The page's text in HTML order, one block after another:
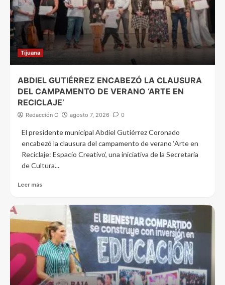
Tijuana
ABDIEL GUTIÉRREZ ENCABEZÓ LA CLAUSURA
DEL CAMPAMENTO DE VERANO ‘ARTE EN
RECICLAJE’
Redacción C agosto 7, 2026 0
El presidente municipal Abdiel Gutiérrez Coronado
encabezó la clausura del campamento de verano ‘Arte en
Reciclaje: Espacio Creativo’, una iniciativa de la Secretaría
de Cultura...
Leer más